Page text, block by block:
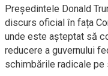
Președintele Donald
discurs oficial în fața
unde este așteptat să
reducere a guvernului
schimbările radicale pe